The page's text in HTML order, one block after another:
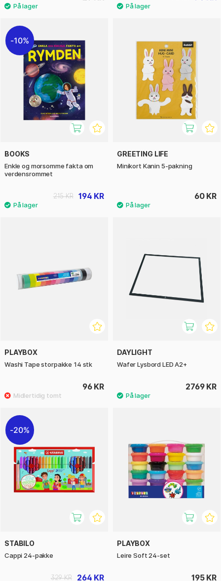
10%
BOOKS
Enkle og morsomme fakta om
verdensrommet
194 KR
215 KR
GREETING LIFE
Minikort Kanin 5-pakning
60 KR
PLAYBOX
Washi Tape storpakke 14 stk
96 KR
DAYLIGHT
Wafer Lysbord LED A2+
2769 KR
20%
STABILO
Cappi 24-pakke
264 KR
329 KR
PLAYBOX
Leire Soft 24-set
195 KR